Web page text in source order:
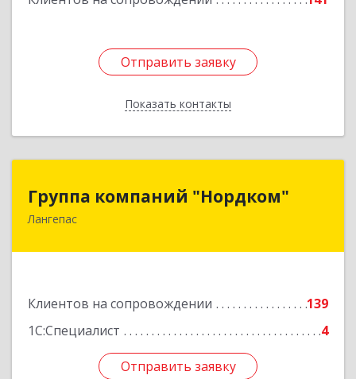
Отправить заявку
Показать контакты
Отправить заявку
Назад
Группа компаний "Нордком"
Лангепас
Клиентов на сопровождении
139
1С:Специалист
4
Отправить заявку
Группа компаний "Нордком"
628672, Тюменская обл, Лангепас г., Солнечная
Отправить заявку